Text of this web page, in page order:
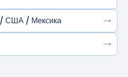
/ США / Мексика